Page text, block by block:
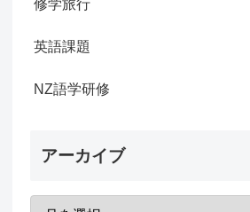
修学旅行
英語課題
NZ語学研修
アーカイブ